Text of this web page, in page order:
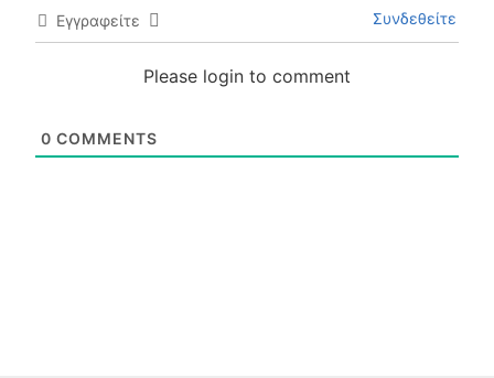
Εγγραφείτε Συνδεθείτε
Please login to comment
0 COMMENTS